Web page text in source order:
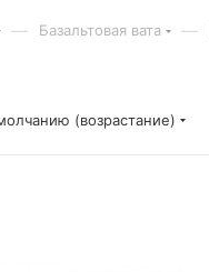
— Базальтовая вата —
(возрастание)